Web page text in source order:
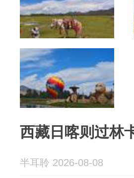
西藏日喀则过林
半耳聆 2026-08-08